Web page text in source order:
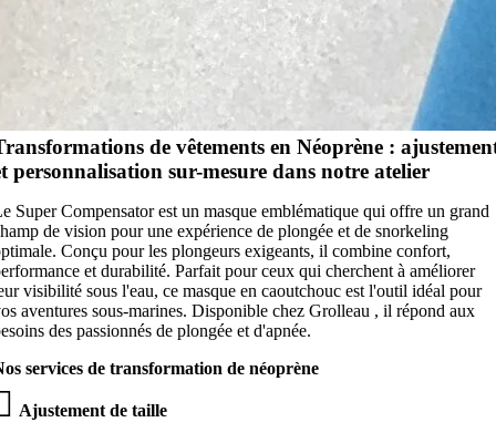
de vêtements en Néoprène :
personnalisation sur-mesure dans notre atelier
Super Compensator est un masque emblématique qui offre un grand
de vision pour une expérience de plongée et de snorkeling
Conçu pour les plongeurs exigeants, il combine confort,
et durabilité. Parfait pour ceux qui cherchent à améliorer
visibilité sous l'eau, ce masque en caoutchouc est l'outil idéal pour
aventures sous-marines. Disponible chez Grolleau , il répond aux
des passionnés de plongée et d'apnée.
services de transformation de néoprène
Ajustement de taille